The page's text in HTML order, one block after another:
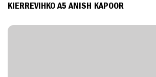
KIERREVIHKO A5 ANISH KAPOOR